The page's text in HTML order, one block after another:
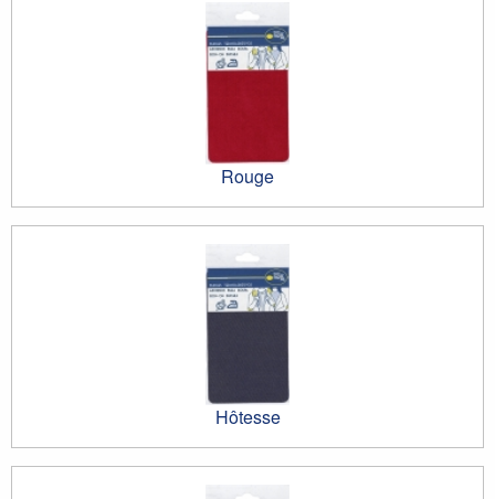
Rouge
Hôtesse